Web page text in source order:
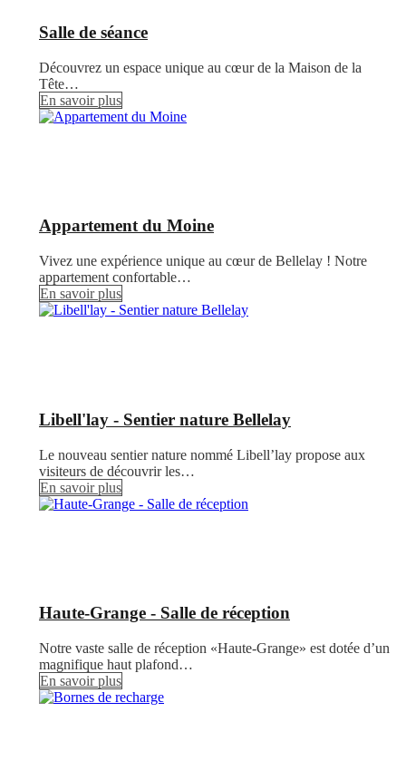
Salle de séance
Découvrez un espace unique au cœur de la Maison de la
Tête…
En savoir plus
Appartement du Moine
Vivez une expérience unique au cœur de Bellelay ! Notre
appartement confortable…
En savoir plus
Libell'lay - Sentier nature Bellelay
Le nouveau sentier nature nommé Libell’lay propose aux
visiteurs de découvrir les…
En savoir plus
Haute-Grange - Salle de réception
Notre vaste salle de réception «Haute-Grange» est dotée d’un
magnifique haut plafond…
En savoir plus